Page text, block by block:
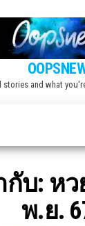
stories and what
กับ: หว
พ.ย.